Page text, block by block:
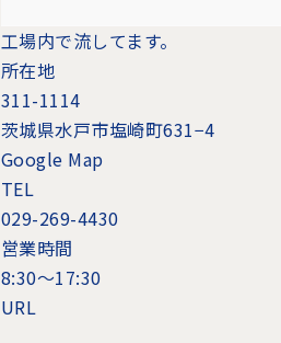
工場内で流してます。
所在地
311-1114
茨城県水戸市塩崎町631−4
Google Map
TEL
029-269-4430
営業時間
8:30〜17:30
URL